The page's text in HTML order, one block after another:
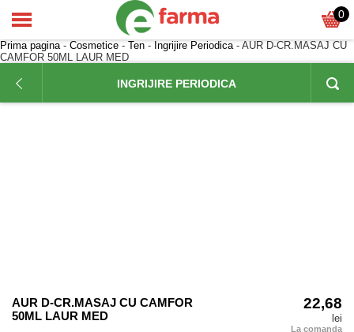
0
Prima pagina- Cosmetice - Ten - Ingrijire Periodica- AUR D-CR.MASAJ CU
CAMFOR 50ML LAUR MED
INGRIJIRE PERIODICA
AUR D-CR.MASAJ CU CAMFOR
50ML LAUR MED
22,68
lei
La comanda